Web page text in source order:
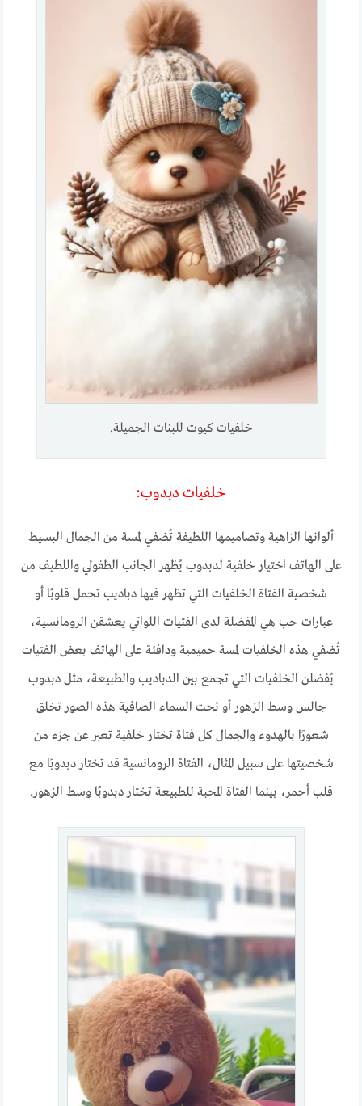
خلفيات كيوت للبنات الجميلة.
خلفيات دبدوب:
ألوانها الزاهية وتصاميمها اللطيفة تُضفي لمسة من الجمال البسيط
على الهاتف اختيار خلفية لدبدوب يُظهر الجانب الطفولي واللطيف من
شخصية الفتاة الخلفيات التي تظهر فيها دباديب تحمل قلوبًا أو
عبارات حب هي المفضلة لدى الفتيات اللواتي يعشقن الرومانسية،
تُضفي هذه الخلفيات لمسة حميمية ودافئة على الهاتف بعض الفتيات
يُفضلن الخلفيات التي تجمع بين الدباديب والطبيعة، مثل دبدوب
جالس وسط الزهور أو تحت السماء الصافية هذه الصور تخلق
شعورًا بالهدوء والجمال كل فتاة تختار خلفية تعبر عن جزء من
شخصيتها على سبيل المثال، الفتاة الرومانسية قد تختار دبدوبًا مع
قلب أحمر، بينما الفتاة المحبة للطبيعة تختار دبدوبًا وسط الزهور.